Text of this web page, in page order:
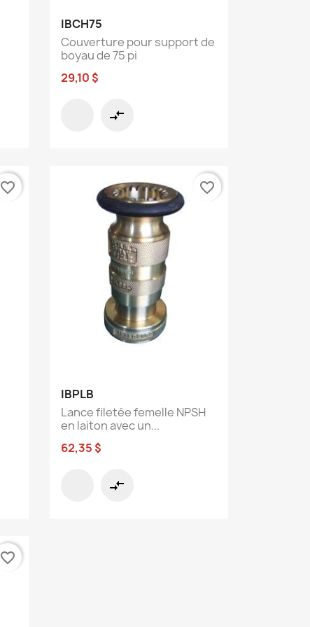

IBCH75
Couverture pour support de
boyau de 75 pi
29,10 $
compare_arrows
favorite_border

IBPLB
Lance filetée femelle NPSH
en laiton avec un...
62,35 $
compare_arrows
favorite_border
favorite_border